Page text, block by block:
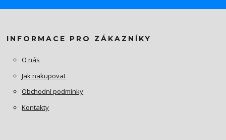
INFORMACE PRO ZÁKAZNÍKY
O nás
Jak nakupovat
Obchodní podmínky
Kontakty